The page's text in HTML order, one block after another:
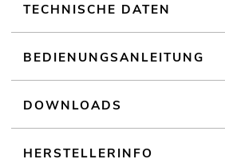
TECHNISCHE DATEN
BEDIENUNGSANLEITUNG
DOWNLOADS
HERSTELLERINFO